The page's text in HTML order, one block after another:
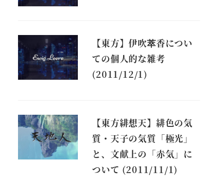
【東方】伊吹萃香につい
ての個人的な雑考
(2011/12/1)
【東方緋想天】緋色の気
質・天子の気質「極光」
と、文献上の「赤気」に
ついて (2011/11/1)